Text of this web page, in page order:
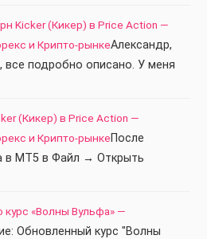
Kicker (Кикер) в Price Action —
и Крипто-рынкеАлександр,
все подробно описано. У меня
(Кикер) в Price Action —
и Крипто-рынкеПосле
в МТ5 в Файл → Открыть
курс «Волны Вульфа» —
Обновленный курс "Волны